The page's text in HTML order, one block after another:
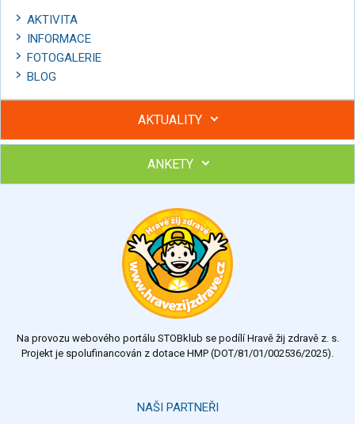
AKTIVITA
INFORMACE
FOTOGALERIE
BLOG
AKTUALITY
Hubněte s podporou lektorky a skupiny v kurzech STOBu
Chcete poradit s hubnutím? Najděte si odborníka STOBu ve
ANKETY
Výsledky Všechny ankety
Na provozu webového portálu STOBklub se podílí Hravě žij zdravě z. s.
Projekt je spolufinancován z dotace HMP (DOT/81/01/002536/2025).
NAŠI PARTNEŘI